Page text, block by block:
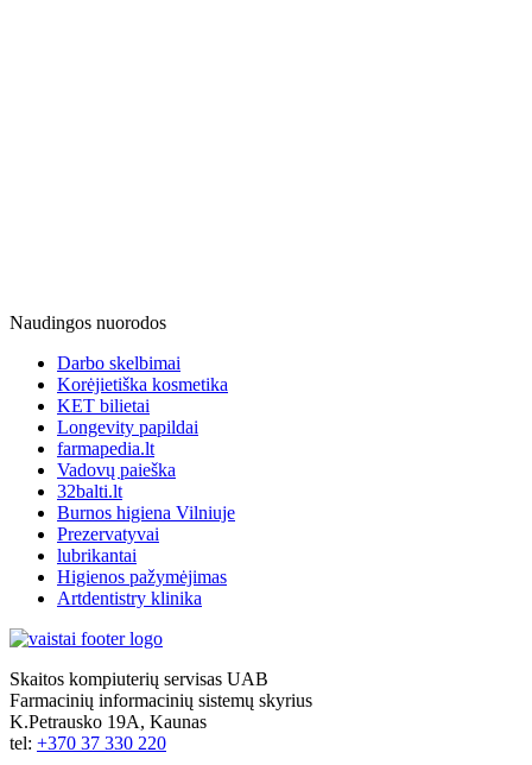
Naudingos nuorodos
Darbo skelbimai
Korėjietiška kosmetika
KET bilietai
Longevity papildai
farmapedia.lt
Vadovų paieška
32balti.lt
Burnos higiena Vilniuje
Prezervatyvai
lubrikantai
Higienos pažymėjimas
Artdentistry klinika
Skaitos kompiuterių servisas UAB
Farmacinių informacinių sistemų skyrius
K.Petrausko 19A, Kaunas
tel: +370 37 330 220